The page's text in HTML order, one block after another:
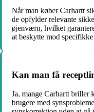
Når man køber Carhartt
de opfylder relevante
øjenværn, hvilket
at beskytte mod
Kan man få
Ja, mange Carhartt briller
brugere med